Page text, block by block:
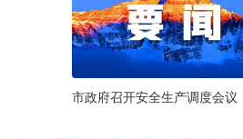
市政府召开安全生产调度会议